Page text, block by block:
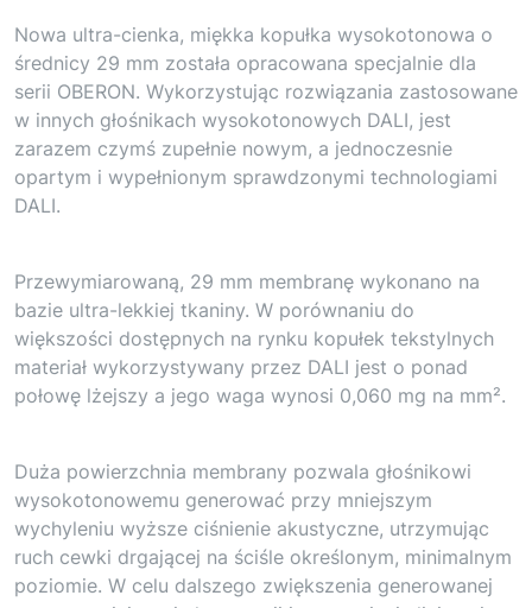
Nowa ultra-cienka, miękka kopułka wysokotonowa o
średnicy 29 mm została opracowana specjalnie dla
serii OBERON. Wykorzystując rozwiązania zastosowane
w innych głośnikach wysokotonowych DALI, jest
zarazem czymś zupełnie nowym, a jednoczesnie
opartym i wypełnionym sprawdzonymi technologiami
DALI.
Przewymiarowaną, 29 mm membranę wykonano na
bazie ultra-lekkiej tkaniny. W porównaniu do
większości dostępnych na rynku kopułek tekstylnych
materiał wykorzystywany przez DALI jest o ponad
połowę lżejszy a jego waga wynosi 0,060 mg na mm².
Duża powierzchnia membrany pozwala głośnikowi
wysokotonowemu generować przy mniejszym
wychyleniu wyższe ciśnienie akustyczne, utrzymując
ruch cewki drgającej na ściśle określonym, minimalnym
poziomie. W celu dalszego zwiększenia generowanej